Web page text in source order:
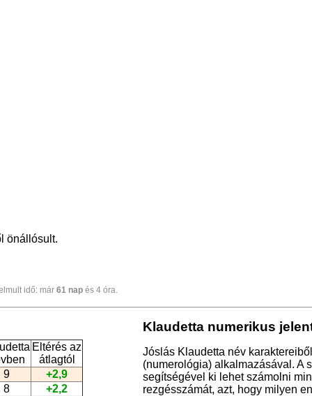
önállósult.
idő: már 61 nap és 4 óra.
Eltérés az
átlagtól
9
+2,9
8
+2,2
Klaudetta numerikus
Jóslás Klaudetta név karaktereiből
(numerológia) alkalmazásával. A
segítségével ki lehet számolni
rezgésszámát, azt, hogy milyen